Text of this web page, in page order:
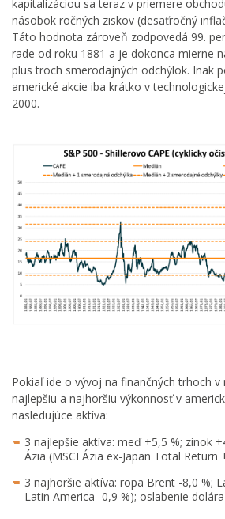
kapitalizáciou sa teraz v priemere
násobok ročných ziskov (desaťročný
Táto hodnota zároveň zodpovedá 99.
rade od roku 1881 a je dokonca mierne
plus troch smerodajných odchýlok. Inak
americké akcie iba krátko v
2000.
Pokiaľ ide o vývoj na finančných trhoch v
najlepšiu a najhoršiu výkonnosť v
nasledujúce aktíva:
3 najlepšie aktíva: meď +5,5 %; zinok
Ázia (MSCI Ázia ex-Japan Total Return
3 najhoršie aktíva: ropa Brent -8,0 %;
Latin America -0,9 %); oslabenie